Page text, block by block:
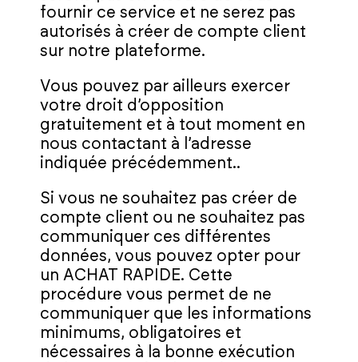
fournir ce service et ne serez pas
autorisés à créer de compte client
sur notre plateforme.
Vous pouvez par ailleurs exercer
votre droit d’opposition
gratuitement et à tout moment en
nous contactant à l’adresse
indiquée précédemment..
Si vous ne souhaitez pas créer de
compte client ou ne souhaitez pas
communiquer ces différentes
données, vous pouvez opter pour
un ACHAT RAPIDE. Cette
procédure vous permet de ne
communiquer que les informations
minimums, obligatoires et
nécessaires à la bonne exécution